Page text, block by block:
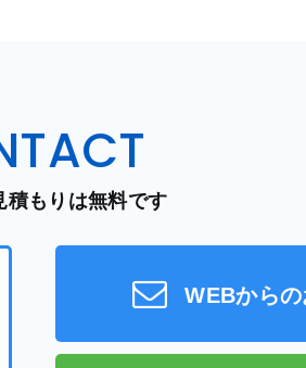
積もりは無料です
WEBから